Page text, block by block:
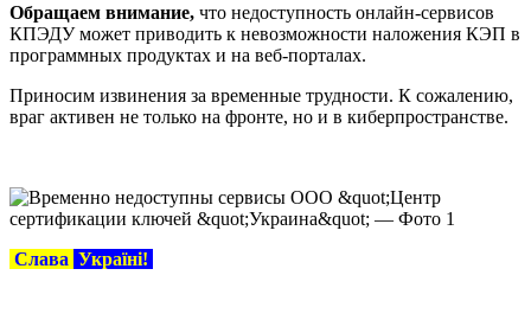
Обращаем внимание, что недоступность онлайн-сервисов
КПЭДУ может приводить к невозможности наложения КЭП в
программных продуктах и на веб-порталах.
Приносим извинения за временные трудности. К сожалению,
враг активен не только на фронте, но и в киберпространстве.
Слава Україні!